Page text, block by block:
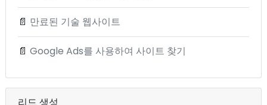
📄 만료된 기술 웹사이트
📄 Google Ads를 사용하여 사이트 찾기